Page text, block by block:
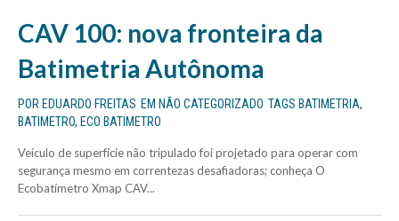
CAV 100: nova fronteira da
Batimetria Autônoma
POR EDUARDO FREITAS EM NÃO CATEGORIZADO TAGS BATIMETRIA,
BATIMETRO, ECO BATIMETRO
Veículo de superfície não tripulado foi projetado para operar com
segurança mesmo em correntezas desafiadoras; conheça O
Ecobatímetro Xmap CAV...